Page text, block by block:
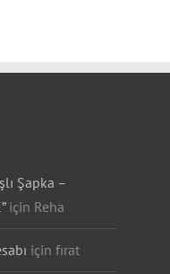
Şapka –